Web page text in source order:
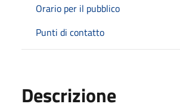
Orario per il pubblico
Punti di contatto
Descrizione